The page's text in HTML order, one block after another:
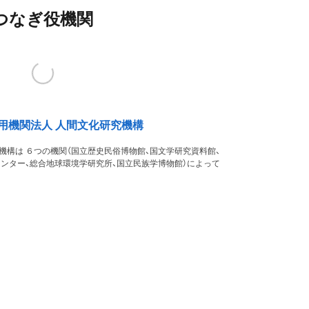
なぎ役機関
機関法人 人間文化研究機構
は ６つの機関（国立歴史民俗博物館、国文学研究資料館、
ター、総合地球環境学研究所、国立民族学博物館）によって